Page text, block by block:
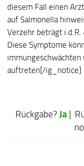
diesem Fall einen
auf Salmonella
Verzehr beträgt
Diese Symptome
auftreten[/ig_notice]
Rückgabe? Ja |